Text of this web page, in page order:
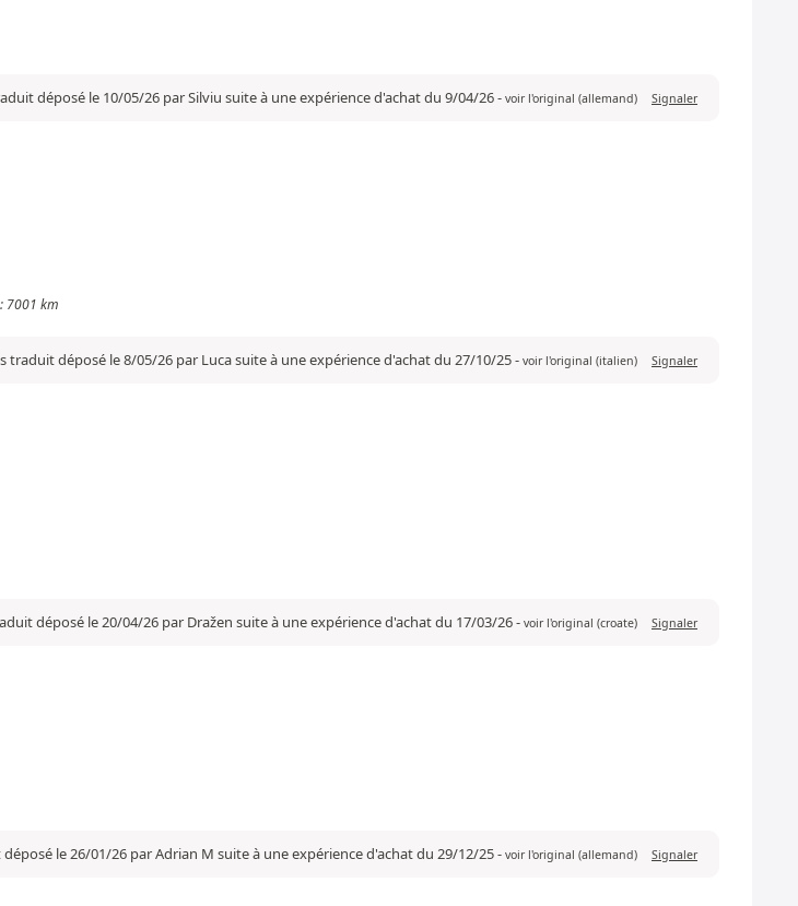
déposé le 10/05/26 par Silviu suite à une expérience d'achat du 9/04/26- voir l'original (allemand) Signaler
7001 km
traduit déposé le 8/05/26 par Luca suite à une expérience d'achat du 27/10/25- voir l'original (italien) Signaler
déposé le 20/04/26 par Dražen suite à une expérience d'achat du 17/03/26- voir l'original (croate) Signaler
le 26/01/26 par Adrian M suite à une expérience d'achat du 29/12/25- voir l'original (allemand) Signaler